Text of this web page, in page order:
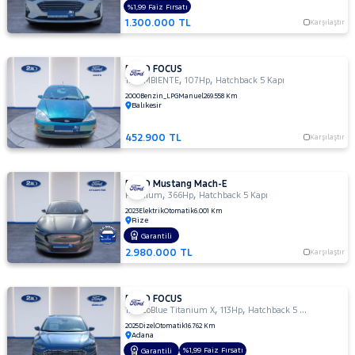
MERCEDES-
BENZ
MINI
MITSUBISHI
MOTORSIKLET
NISSAN
OPEL
RENAULT
SKODA
SSANGYONG
TESLA
TOYOTA
TRAKTÖR
1.300.000 TL Karşılaştır
%1,99 Faiz Fırsatı
FORD FOCUS
1.6 AMBIENTE,107Hp, Hatchback 5 Kapı
2000Benzin_LPGManuel269.558 Km
Balıkesir
452.900 TL Karşılaştır
FORD Mustang Mach-E
Premium,366Hp, Hatchback 5 Kapı
2023ElektrikOtomatik6.001 Km
Rize
2.980.000 TL Karşılaştır
Garantili
FORD FOCUS
1.5 EcoBlue Titanium X,113Hp, Hatchback 5 Kapı
2025DizelOtomatik16.762 Km
Adana
Garantili
%1,99 Faiz Fırsatı